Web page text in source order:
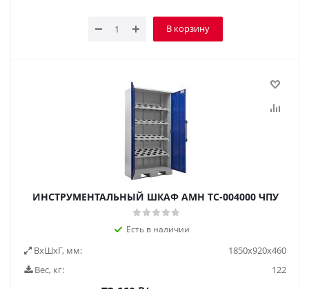
В корзину
ИНСТРУМЕНТАЛЬНЫЙ ШКАФ AMH TC-004000 ЧПУ
Есть в наличии
ВxШxГ, мм:
1850x920x460
Вес, кг:
122